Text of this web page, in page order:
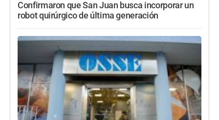
Confirmaron que San Juan busca incorporar un
robot quirúrgico de última generación